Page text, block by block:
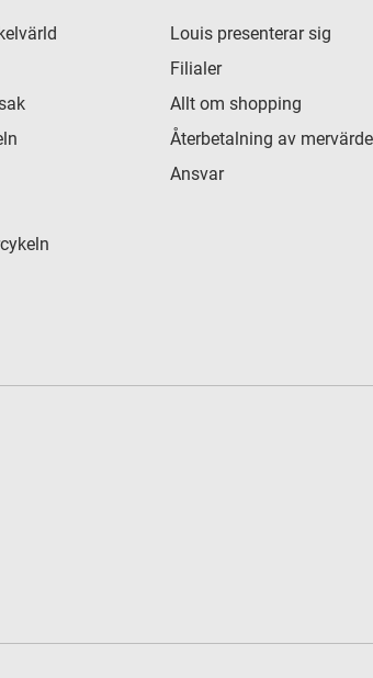
Louis presenterar sig
Filialer
Allt om shopping
Återbetalning av
Ansvar